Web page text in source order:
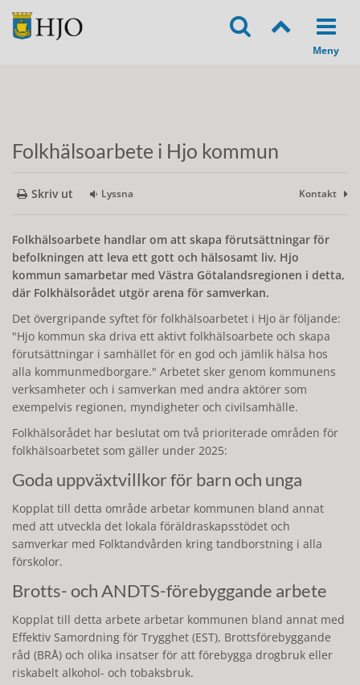
Folkhälsoarbete i Hjo kommun
Skriv ut Lyssna Kontakt
Folkhälsoarbete handlar om att skapa förutsättningar för
befolkningen att leva ett gott och hälsosamt liv. Hjo
kommun samarbetar med Västra Götalandsregionen i detta,
där Folkhälsorådet utgör arena för samverkan.
Det övergripande syftet för folkhälsoarbetet i Hjo är följande:
"Hjo kommun ska driva ett aktivt folkhälsoarbete och skapa
förutsättningar i samhället för en god och jämlik hälsa hos
alla kommunmedborgare." Arbetet sker genom kommunens
verksamheter och i samverkan med andra aktörer som
exempelvis regionen, myndigheter och civilsamhälle.
Folkhälsorådet har beslutat om två prioriterade områden för
folkhälsoarbetet som gäller under 2025:
Goda uppväxtvillkor för barn och unga
Kopplat till detta område arbetar kommunen bland annat
med att utveckla det lokala föräldraskapsstödet och
samverkar med Folktandvården kring tandborstning i alla
förskolor.
Brotts- och ANDTS-förebyggande arbete
Kopplat till detta arbete arbetar kommunen bland annat med
Effektiv Samordning för Trygghet (EST), Brottsförebyggande
råd (BRÅ) och olika insatser för att förebygga drogbruk eller
riskabelt alkohol- och tobaksbruk.